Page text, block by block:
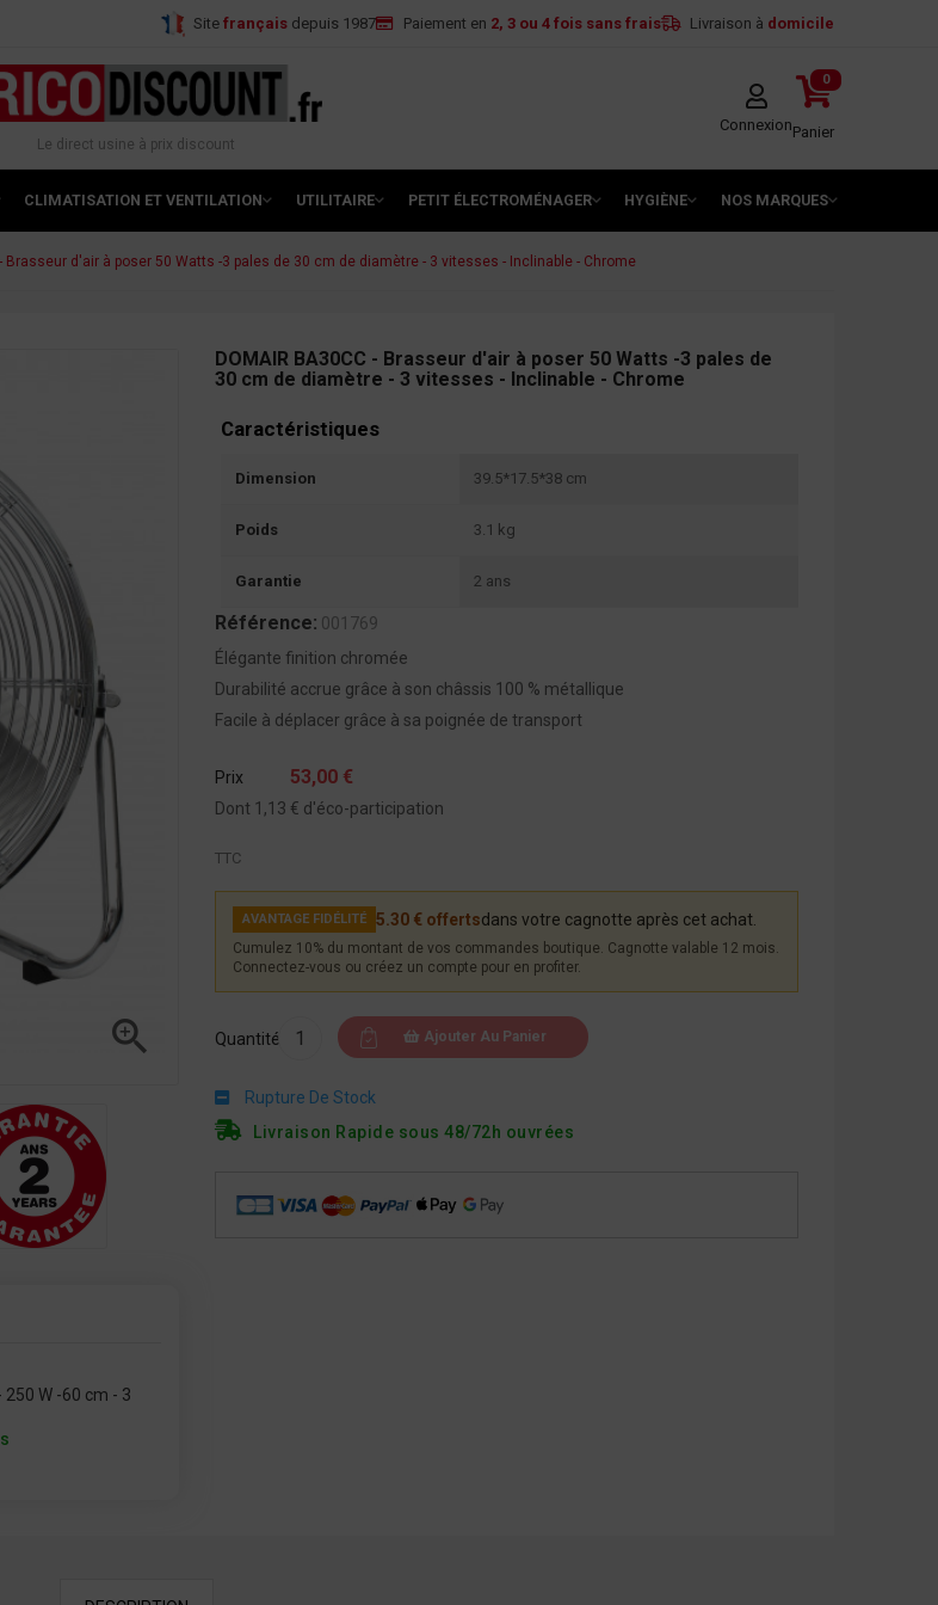
Site français depuis 1987 Paiement en 2, 3 ou 4 fois sans frais Livraison à domicile
Le direct usine à prix discount
Connexion
0
Panier
CLIMATISATION ET VENTILATION UTILITAIRE PETIT ÉLECTROMÉNAGER HYGIÈNE NOS MARQUES
- Brasseur d'air à poser 50 Watts -3 pales de 30 cm de diamètre - 3 vitesses - Inclinable - Chrome

250 W -60 cm - 3
DOMAIR BA30CC - Brasseur d'air à poser 50 Watts -3 pales de
30 cm de diamètre - 3 vitesses - Inclinable - Chrome
Caractéristiques
Dimension 39.5*17.5*38 cm
Poids 3.1 kg
Garantie 2 ans
Référence: 001769
Élégante finition chromée
Durabilité accrue grâce à son châssis 100 % métallique
Facile à déplacer grâce à sa poignée de transport
Prix 53,00 €
Dont 1,13 € d'éco-participation
TTC
AVANTAGE FIDÉLITÉ 5.30 € offertsdans votre cagnotte après cet achat.
Cumulez 10% du montant de vos commandes boutique. Cagnotte valable 12 mois.
Connectez-vous ou créez un compte pour en profiter.
Quantité Ajouter Au Panier
Rupture De Stock
Livraison Rapide sous 48/72h ouvrées